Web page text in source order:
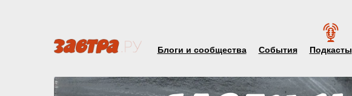
Блоги и сообщества События Подкасты